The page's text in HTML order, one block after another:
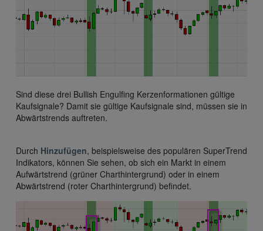
Sind diese drei Bullish Engulfing Kerzenformationen gültige
Kaufsignale? Damit sie gültige Kaufsignale sind, müssen sie in
Abwärtstrends auftreten.
Durch Hinzufügen, beispielsweise des populären SuperTrend
Indikators, können Sie sehen, ob sich ein Markt in einem
Aufwärtstrend (grüner Charthintergrund) oder in einem
Abwärtstrend (roter Charthintergrund) befindet.